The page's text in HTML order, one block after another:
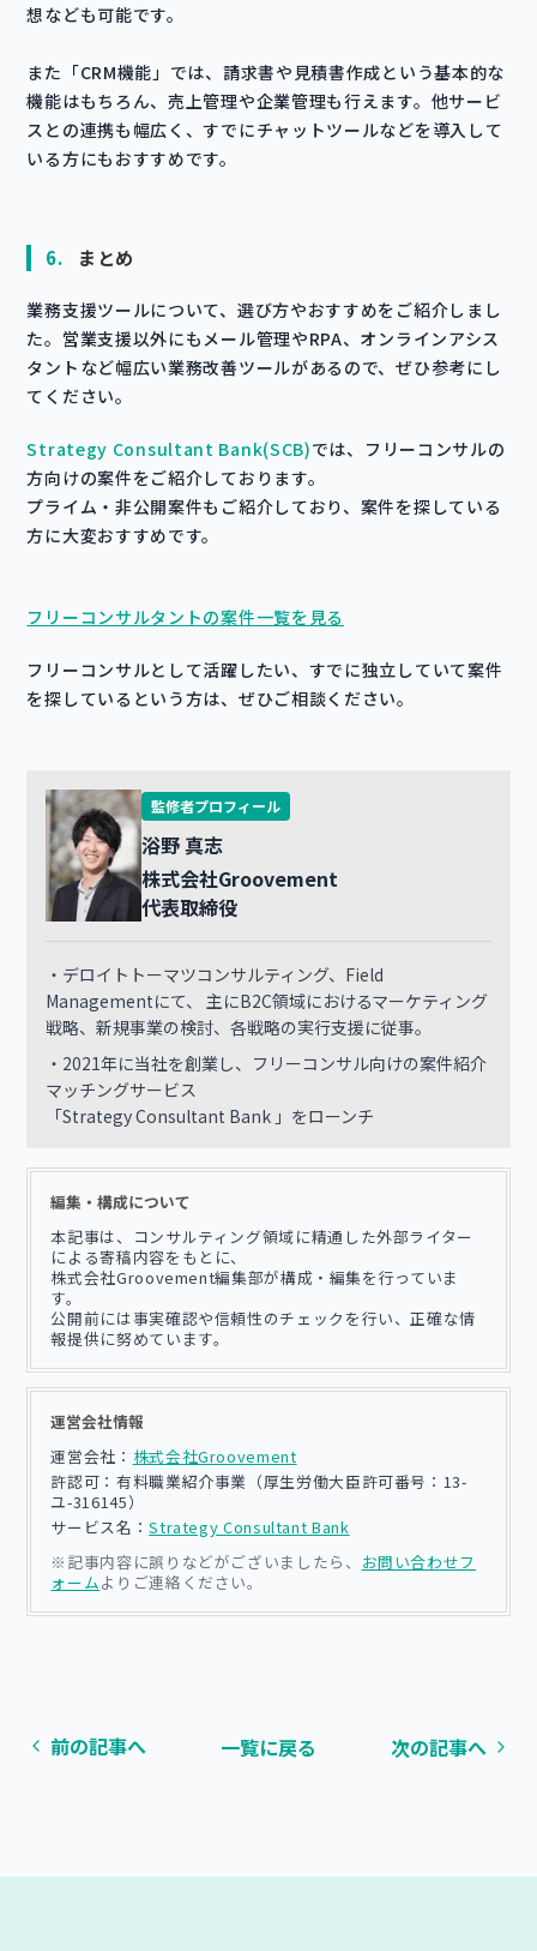
想なども可能です。
また「CRM機能」では、請求書や見積書作成という基本的な
機能はもちろん、売上管理や企業管理も行えます。他サービ
スとの連携も幅広く、すでにチャットツールなどを導入して
いる方にもおすすめです。
6. まとめ
業務支援ツールについて、選び方やおすすめをご紹介しまし
た。営業支援以外にもメール管理やRPA、オンラインアシス
タントなど幅広い業務改善ツールがあるので、ぜひ参考にし
てください。
Strategy Consultant Bank(SCB)では、フリーコンサルの
方向けの案件をご紹介しております。
プライム・非公開案件もご紹介しており、案件を探している
方に大変おすすめです。
フリーコンサルタントの案件一覧を見る
フリーコンサルとして活躍したい、すでに独立していて案件
を探しているという方は、ぜひご相談ください。
監修者プロフィール
浴野 真志
株式会社Groovement
代表取締役
・デロイトトーマツコンサルティング、Field
Managementにて、 主にB2C領域におけるマーケティング
戦略、新規事業の検討、各戦略の実行支援に従事。
・2021年に当社を創業し、フリーコンサル向けの案件紹介
マッチングサービス
「Strategy Consultant Bank 」をローンチ
編集・構成について
本記事は、コンサルティング領域に精通した外部ライター
による寄稿内容をもとに、
株式会社Groovement編集部が構成・編集を行っていま
す。
公開前には事実確認や信頼性のチェックを行い、正確な情
報提供に努めています。
運営会社情報
運営会社： 株式会社Groovement
許認可：有料職業紹介事業（厚生労働大臣許可番号：13-
ユ-316145）
サービス名：Strategy Consultant Bank
※記事内容に誤りなどがございましたら、 お問い合わせフ
ォームよりご連絡ください。
前の記事へ 一覧に戻る 次の記事へ